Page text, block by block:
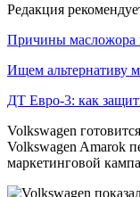
Редакция
Причины масложора
Ищем альтернативу
ДТ Евро-3: как
Volkswagen
Volkswagen Amarok
маркетинговой